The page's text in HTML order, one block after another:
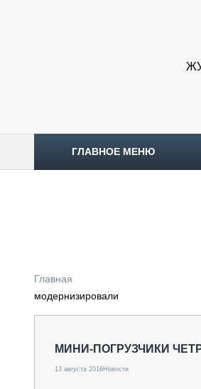
ГЛАВНОЕ МЕНЮ
ОБЗОР РЫНКА
ГРУЗОПЕРЕВОЗКИ
Главная
модернизировали
МИНИ-ПОГРУЗЧИКИ
13 августа 2016Новости